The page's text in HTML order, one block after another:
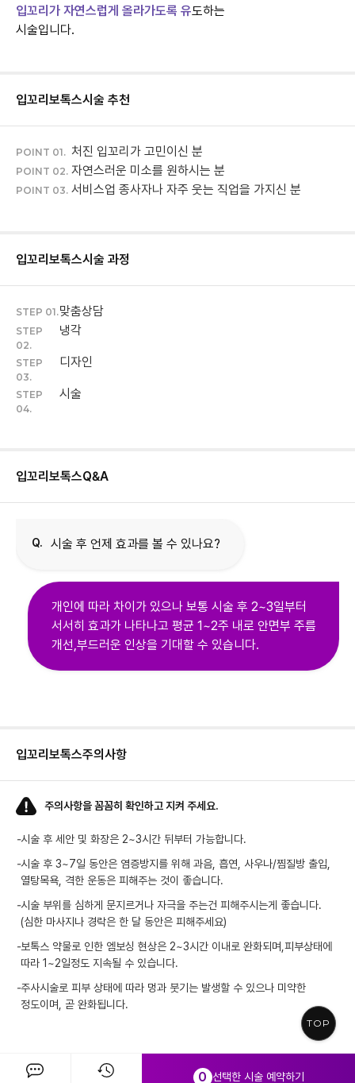
TOP
0 선택한 시술 예약하기
입꼬리가 자연스럽게 올라가도록 유도하는
시술입니다.
입꼬리보톡스시술 추천
POINT 01. 처진 입꼬리가 고민이신 분
POINT 02. 자연스러운 미소를 원하시는 분
POINT 03. 서비스업 종사자나 자주 웃는 직업을 가지신 분
입꼬리보톡스시술 과정
STEP 01.맞춤상담
STEP
02.
냉각
STEP
03.
디자인
STEP
04.
시술
입꼬리보톡스Q&A
Q. 시술 후 언제 효과를 볼 수 있나요?
개인에 따라 차이가 있으나 보통 시술 후 2~3일부터
서서히 효과가 나타나고 평균 1~2주 내로 안면부 주름
개선,부드러운 인상을 기대할 수 있습니다.
입꼬리보톡스주의사항
주의사항을 꼼꼼히 확인하고 지켜 주세요.
-시술 후 세안 및 화장은 2~3시간 뒤부터 가능합니다.
-시술 후 3~7일 동안은 염증방지를 위해 과음, 흡연, 사우나/찜질방 출입,
열탕목욕, 격한 운동은 피해주는 것이 좋습니다.
-시술 부위를 심하게 문지르거나 자극을 주는건 피해주시는게 좋습니다.
(심한 마사지나 경락은 한 달 동안은 피해주세요)
-보톡스 약물로 인한 엠보싱 현상은 2~3시간 이내로 완화되며,피부상태에
따라 1~2일정도 지속될 수 있습니다.
-주사시술로 피부 상태에 따라 멍과 붓기는 발생할 수 있으나 미약한
정도이며, 곧 완화됩니다.